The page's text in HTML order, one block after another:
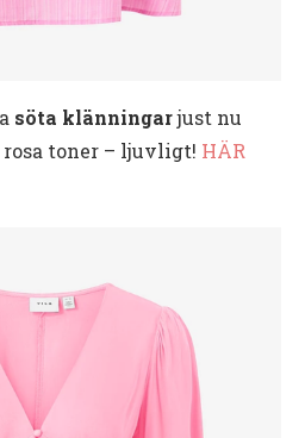
söta klänningarjust nu
toner – ljuvligt! HÄR